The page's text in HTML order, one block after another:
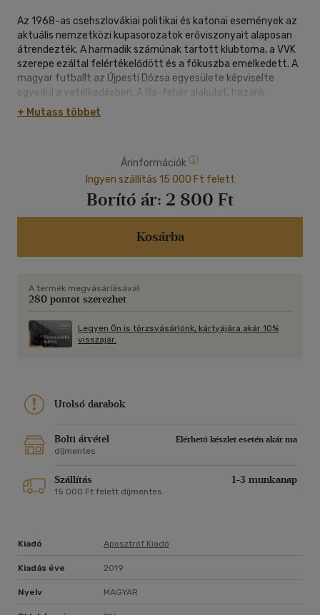
Az 1968-as csehszlovákiai politikai és katonai események az
aktuális nemzetközi kupasorozatok erőviszonyait alaposan
átrendezték. A harmadik számúnak tartott klubtorna, a VVK
szerepe ezáltal felértékelődött és a fókuszba emelkedett. A
magyar futballt az Újpesti Dózsa egyesülete képviselte
egyedül a vetélkedésben. A lila-fehér alakulat, hazánk
szurkolói társadalmának kiemelt figyelmétől kísérve, egészen
a döntőig menetelt...
izgalmait, és betekintünk a kulisszák mögé. Megelevenítjük a
főszereplőket, akik a magyar labdarúgás eme viszontagságos
időszakában magukhoz ragadták a földön heverő zászlót, és
huzamosabb időre a világ élvonalába emeltek egy hazai
klubcsapatot, emellett párhuzamosan megkezdték a honi
egyeduralkodásukat. Ez volt az ő ezüstszegélyük a
+ Mutass többet
Árinformációk
Ingyen szállítás 15 000 Ft felett
Borító ár: 2 800 Ft
Kosárba
A termék megvásárlásával
280 pontot szerezhet
Legyen Ön is törzsvásárlónk, kártyájára akár 10%
visszajár.
Utolsó darabok
Bolti átvétel
Elérhető készlet esetén akár ma
díjmentes
Szállítás 1-3 munkanap
15 000 Ft felett díjmentes
Kiadó Aposztróf Kiadó
Kiadás éve 2019
Nyelv MAGYAR